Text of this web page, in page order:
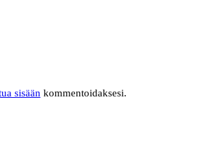
sisäänkommentoidaksesi.